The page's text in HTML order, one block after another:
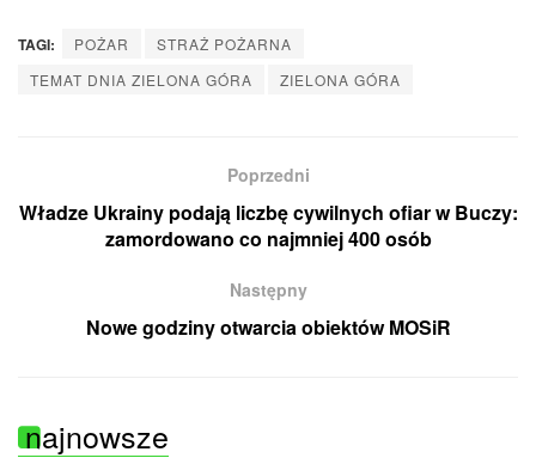
TAGI: POŻAR
STRAŻ POŻARNA
TEMAT DNIA ZIELONA GÓRA
ZIELONA GÓRA
Poprzedni
Władze Ukrainy podają liczbę cywilnych ofiar w Buczy:
zamordowano co najmniej 400 osób
Następny
Nowe godziny otwarcia obiektów MOSiR
najnowsze